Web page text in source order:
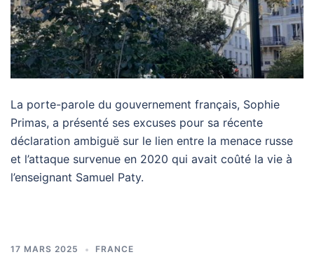
La porte-parole du gouvernement français, Sophie
Primas, a présenté ses excuses pour sa récente
déclaration ambiguë sur le lien entre la menace russe
et l’attaque survenue en 2020 qui avait coûté la vie à
l’enseignant Samuel Paty.
17 MARS 2025 FRANCE